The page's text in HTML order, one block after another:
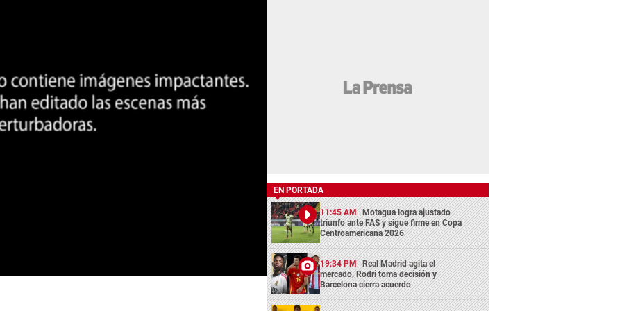
EN PORTADA
11:45 AM Motagua logra ajustado
triunfo ante FAS y sigue firme en Copa
Centroamericana 2026
19:34 PM Real Madrid agita el
mercado, Rodri toma decisión y
Barcelona cierra acuerdo